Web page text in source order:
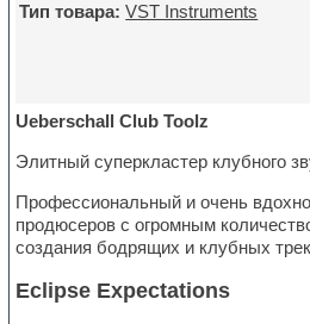
Тип товара: VST Instruments
Ueberschall Club Toolz
Элитный суперкластер клубного
Профессиональный и очень
продюсеров с огромным
создания бодрящих и клубных
Eclipse Expectations